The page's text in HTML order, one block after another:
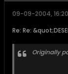
09-09-2004, 16:20
Re: Re:
Originally